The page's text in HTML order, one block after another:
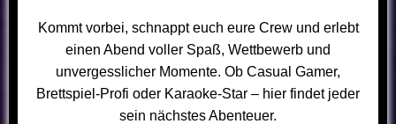
Kommt vorbei, schnappt euch eure Crew und erlebt
einen Abend voller Spaß, Wettbewerb und
unvergesslicher Momente. Ob Casual Gamer,
Brettspiel-Profi oder Karaoke-Star – hier findet jeder
sein nächstes Abenteuer.